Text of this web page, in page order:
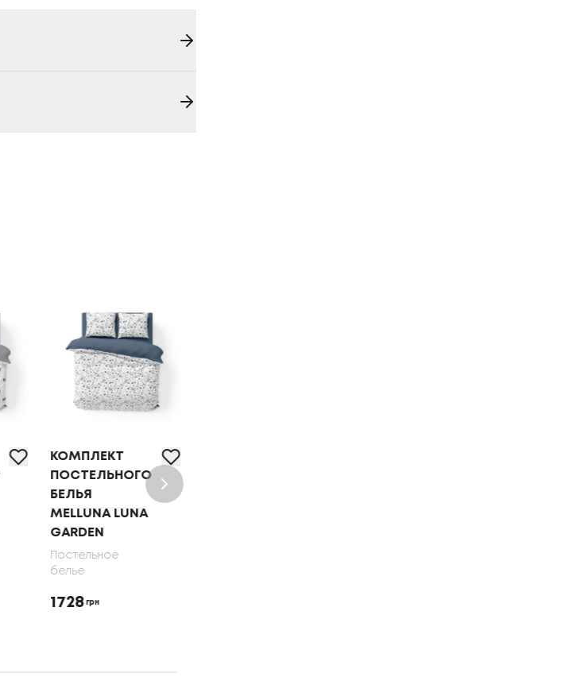
КОМПЛЕКТ
ПОСТЕЛЬНОГО
БЕЛЬЯ
MELLUNA LUNA
GARDEN
Постельное
белье
1728 грн